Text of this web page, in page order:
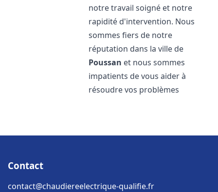
notre travail soigné et notre
rapidité d'intervention. Nous
sommes fiers de notre
réputation dans la ville de
Poussan et nous sommes
impatients de vous aider à
résoudre vos problèmes
Contact
contact@chaudiereelectrique-qualifie.fr